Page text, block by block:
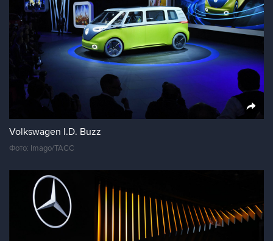
Volkswagen I.D. Buzz
Фото: Imago/ТАСС